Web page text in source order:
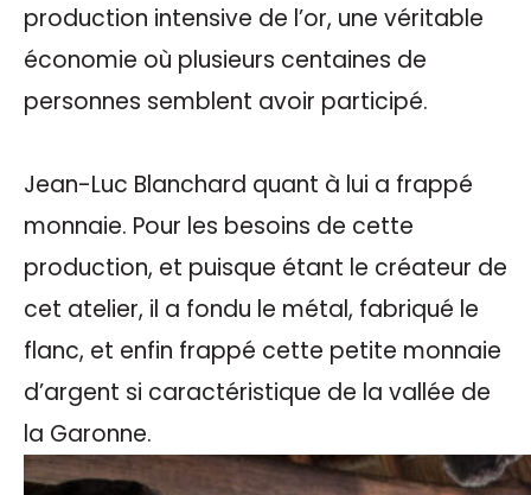
production intensive de l’or, une véritable
économie où plusieurs centaines de
personnes semblent avoir participé.
Jean-Luc Blanchard quant à lui a frappé
monnaie. Pour les besoins de cette
production, et puisque étant le créateur de
cet atelier, il a fondu le métal, fabriqué le
flanc, et enfin frappé cette petite monnaie
d’argent si caractéristique de la vallée de
la Garonne.